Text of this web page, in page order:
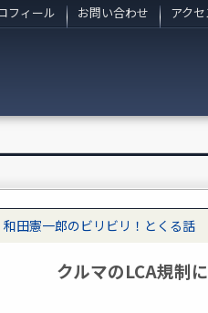
フィール お問い合わせ アクセ
田憲一郎のビリビリ！とくる話
クルマのLCA規制